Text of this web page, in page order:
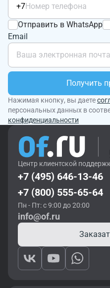
+7
Отправить в WhatsApp
Email
Получить
Нажимая кнопку, вы даете
персональных данных в
конфиденциальности
Центр клиентской
+7 (495) 646-13-46
+7 (800) 555-65-64
Пн - Пт: с 9:00 до 20:00
info@of.ru